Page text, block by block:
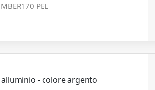
PEL
alluminio - colore argento